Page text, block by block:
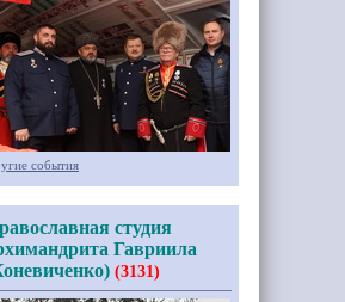
события
студия
Гавриила
(3131)